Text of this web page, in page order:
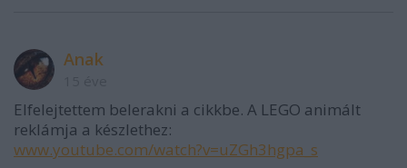
Anak
Elfelejtettem belerakni a cikkbe. A LEGO animált
reklámja a készlethez:
www.youtube.com/watch?v=uZGh3hgpa_s